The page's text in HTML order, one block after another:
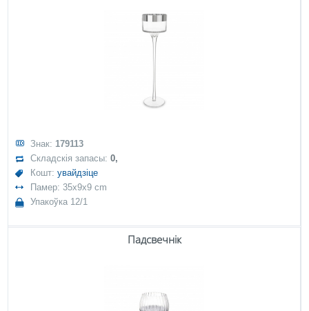
Знак: 179113
Складскія запасы:0,
Кошт:увайдзіце
Памер: 35x9x9 cm
Упакоўка 12/1
Падсвечнік